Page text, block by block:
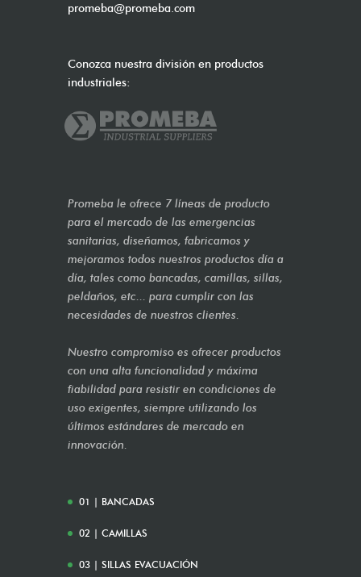
promeba@promeba.com
Conozca nuestra división en productos
industriales:
Promeba le ofrece 7 líneas de producto
para el mercado de las emergencias
sanitarias, diseñamos, fabricamos y
mejoramos todos nuestros productos día a
día, tales como bancadas, camillas, sillas,
peldaños, etc... para cumplir con las
necesidades de nuestros clientes.
Nuestro compromiso es ofrecer productos
con una alta funcionalidad y máxima
fiabilidad para resistir en condiciones de
uso exigentes, siempre utilizando los
últimos estándares de mercado en
innovación.
01 | BANCADAS
02 | CAMILLAS
03 | SILLAS EVACUACIÓN